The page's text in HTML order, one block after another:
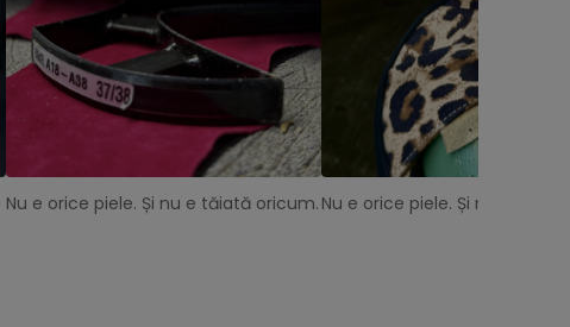
Nu e orice piele. Și nu e tăiată oricum. Nu e orice piele. Și nu e